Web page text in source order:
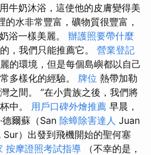
牛奶沐浴，這使他的皮膚變得美
的水非常豐富，礦物質很豐富，
浴一樣美麗。 辦護照要帶什麼
，我們只能推薦它。 營業登記
的環境，但是每個島嶼都以自己
多樣化的經驗。 牌位 熱帶加勒
之間。 ”在小貴族之後，我們將
中。 用戶口碑外燴推薦 早晨，
德爾蘇（San 除蟑除害達人 Juan
Sur）出發到飛機開始的聖何塞
按摩證照考試指導
（不幸的是，